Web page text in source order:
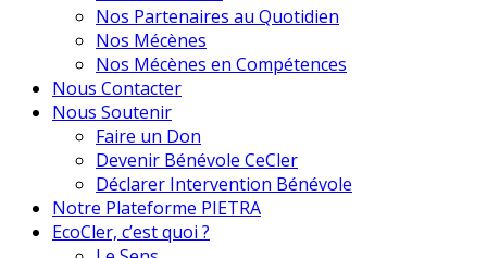
Nos Partenaires au Quotidien
Nos Mécènes
Nos Mécènes en Compétences
Nous Contacter
Nous Soutenir
Faire un Don
Devenir Bénévole CeCler
Déclarer Intervention Bénévole
Notre Plateforme PIETRA
EcoCler, c’est quoi ?